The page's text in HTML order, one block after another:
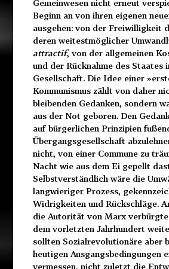
Gemeinwesen nicht erneut
Beginn an von ihren eigenen
ausgehen: von der Freiwilligkeit
deren weitestmöglicher
attractif, von der allgemeinen
und der Rücknahme des Staates
Gesellschaft. Die Idee einer
Kommunismus zählt von daher
bleibenden Gedanken, sondern
aus der Not geboren. Den
auf bürgerlichen Prinzipien
Übergangsgesellschaft
nicht, von einer Commune zu
Nacht wie aus dem Ei gepellt
Selbstverständlich wäre die
langwieriger Prozess,
Widrigkeiten und Rückschläge.
die Autorität von Marx
dem vorletzten Jahrhundert
sollten Sozialrevolutionäre aber
heutigen Ausgangsbedingungen
vermessen, nicht zuletzt die